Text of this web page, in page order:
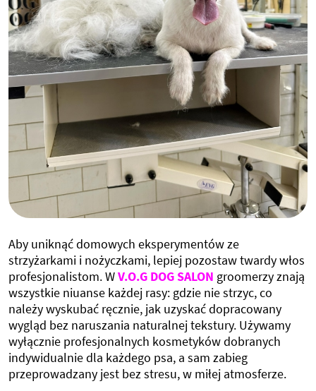
Aby uniknąć domowych eksperymentów ze
strzyżarkami i nożyczkami, lepiej pozostaw twardy włos
profesjonalistom. WV.O.G DOG SALON groomerzy znają
wszystkie niuanse każdej rasy: gdzie nie strzyc, co
należy wyskubać ręcznie, jak uzyskać dopracowany
wygląd bez naruszania naturalnej tekstury. Używamy
wyłącznie profesjonalnych kosmetyków dobranych
indywidualnie dla każdego psa, a sam zabieg
przeprowadzany jest bez stresu, w miłej atmosferze.